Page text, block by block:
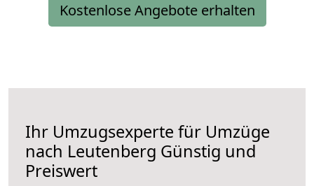
Kostenlose Angebote erhalten
Ihr Umzugsexperte für Umzüge
nach Leutenberg Günstig und
Preiswert